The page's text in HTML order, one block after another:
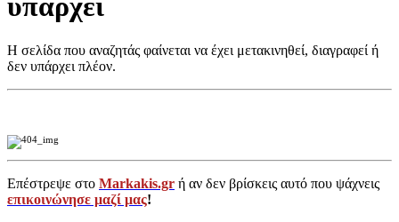
υπάρχει
Η σελίδα που αναζητάς φαίνεται να έχει μετακινηθεί, διαγραφεί ή
δεν υπάρχει πλέον.
Επέστρεψε στο Markakis.gr ή αν δεν βρίσκεις αυτό που ψάχνεις
επικοινώνησε μαζί μας!